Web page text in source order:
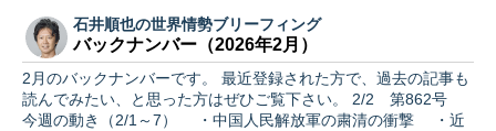
石井順也の世界情勢ブリーフィング
バックナンバー（2026年2月）
2月のバックナンバーです。 最近登録された方で、過去の記事も
読んでみたい、と思った方はぜひご覧下さい。 2/2 第862号
今週の動き（2/1～7） ・中国人民解放軍の粛清の衝撃 ・近